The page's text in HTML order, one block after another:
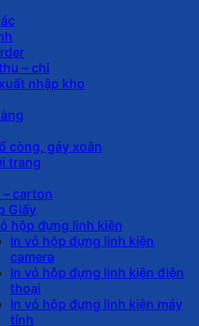
– chi
nhập kho
còng, gáy xoắn
trang
– carton
Giấy
hộp đựng linh kiện
In vỏ hộp đựng linh kiện
camera
In vỏ hộp đựng linh kiện điện
thoại
In vỏ hộp đựng linh kiện máy
tính